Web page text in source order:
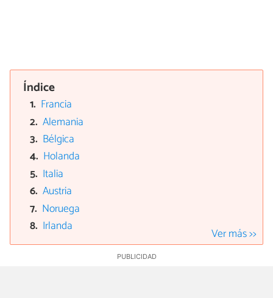
Índice
Francia
Alemania
Bélgica
Holanda
Italia
Austria
Noruega
Irlanda
Ver más >>